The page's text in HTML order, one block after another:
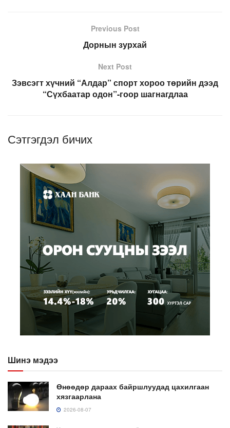
Previous Post
Дорнын зурхай
Next Post
Зэвсэгт хүчний “Алдар” спорт хороо төрийн дээд
“Сүхбаатар одон”-гоор шагнагдлаа
Сэтгэгдэл бичих
Шинэ мэдээ
Өнөөдөр дараах байршлуудад цахилгаан
хязгаарлана
2026-08-07